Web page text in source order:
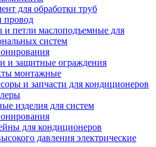
для обработки труб
провод
и петли маслоподъемные для
систем
и защитные ограждения
монтажные
и запчасти для кондиционеров
изделия для систем
для кондиционеров
давления электрические